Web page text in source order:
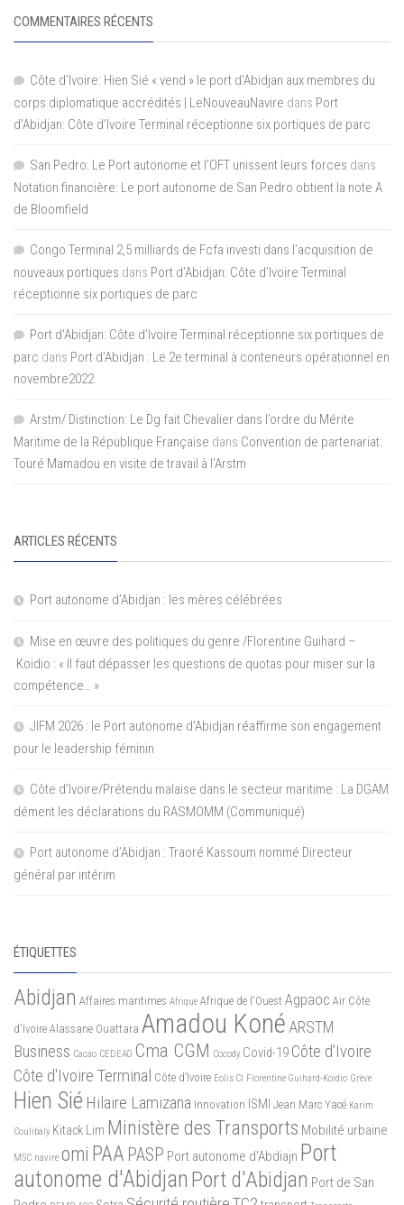
COMMENTAIRES RÉCENTS
Côte d'Ivoire: Hien Sié « vend » le port d'Abidjan aux membres du
corps diplomatique accrédités | LeNouveauNavire dans Port
d’Abidjan: Côte d’Ivoire Terminal réceptionne six portiques de parc
San Pedro: Le Port autonome et l’OFT unissent leurs forces dans
Notation financière: Le port autonome de San Pedro obtient la note A
de Bloomfield
Congo Terminal 2,5 milliards de Fcfa investi dans l’acquisition de
nouveaux portiques dans Port d’Abidjan: Côte d’Ivoire Terminal
réceptionne six portiques de parc
Port d'Abidjan: Côte d’Ivoire Terminal réceptionne six portiques de
parc dans Port d’Abidjan : Le 2e terminal à conteneurs opérationnel en
novembre2022
Arstm/ Distinction: Le Dg fait Chevalier dans l’ordre du Mérite
Maritime de la République Française dans Convention de partenariat:
Touré Mamadou en visite de travail à l’Arstm
ARTICLES RÉCENTS
Port autonome d’Abidjan : les mères célébrées
Mise en œuvre des politiques du genre /Florentine Guihard –
Koidio : « Il faut dépasser les questions de quotas pour miser sur la
compétence… »
JIFM 2026 : le Port autonome d’Abidjan réaffirme son engagement
pour le leadership féminin
Côte d’Ivoire/Prétendu malaise dans le secteur maritime : La DGAM
dément les déclarations du RASMOMM (Communiqué)
Port autonome d’Abidjan : Traoré Kassoum nommé Directeur
général par intérim
ÉTIQUETTES
Abidjan Affaires maritimes Afrique Afrique de l'Ouest Agpaoc Air Côte
d'Ivoire Alassane Ouattara Amadou Koné ARSTM
Business Cacao CEDEAO Cma CGM Cocody Covid-19 Côte d'Ivoire
Côte d'Ivoire Terminal Côte d’Ivoire Eolis CI Florentine Guihard-Koidio Grève
Hien Sié Hilaire Lamizana Innovation ISMI Jean Marc Yacé Karim
Coulibaly Kitack Lim Ministère des Transports Mobilité urbaine
MSC navire omi PAA PASP Port autonome d'Abdiajn Port
autonome d'Abidjan Port d'Abidjan Port de San